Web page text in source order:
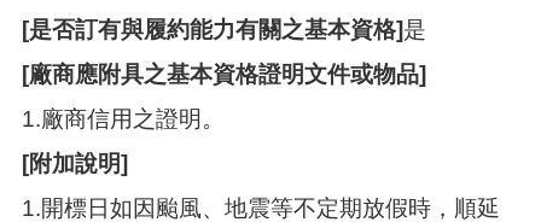
[是否訂有與履約能力有關之基本資格]是
[廠商應附具之基本資格證明文件或物品]
1.廠商信用之證明。
[附加說明]
1.開標日如因颱風、地震等不定期放假時，順延